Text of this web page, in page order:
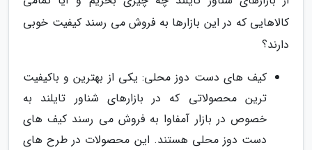
کالاهایی که در این بازارها به فروش می رسند کیفیت خوبی
دارند؟
کیف های دست دوز محلی: یکی از بهترین و باکیفیت
ترین محصولاتی که در بازارهای شناور تایلند به
خصوص در بازار آمفاوا به فروش می رسند کیف های
دست دوز محلی هستند. این محصولات در طرح های